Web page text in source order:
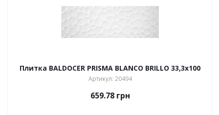
Плитка BALDOCER PRISMA BLANCO BRILLO 33,3х100
Артикул: 20494
659.78грн